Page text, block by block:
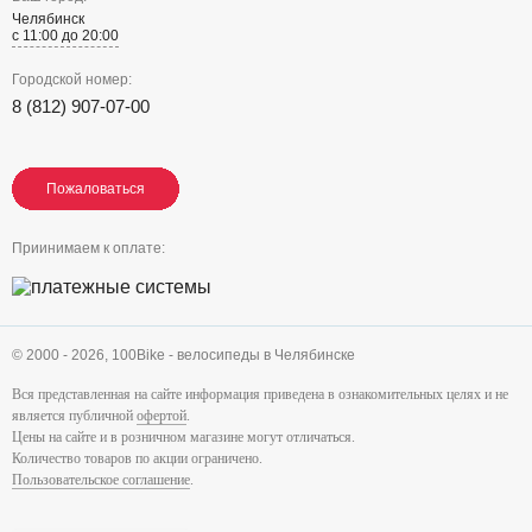
Челябинск
с 11:00 до 20:00
Городской номер:
8 (812) 907-07-00
Пожаловаться
Пожаловаться
Пожаловаться
Приинимаем к оплате:
© 2000 - 2026, 100Bike - велосипеды в Челябинске
Вся представленная на сайте информация приведена в ознакомительных целях и не
является публичной офертой.
Цены на сайте и в розничном магазине могут отличаться.
Количество товаров по акции ограничено.
Пользовательское соглашение.